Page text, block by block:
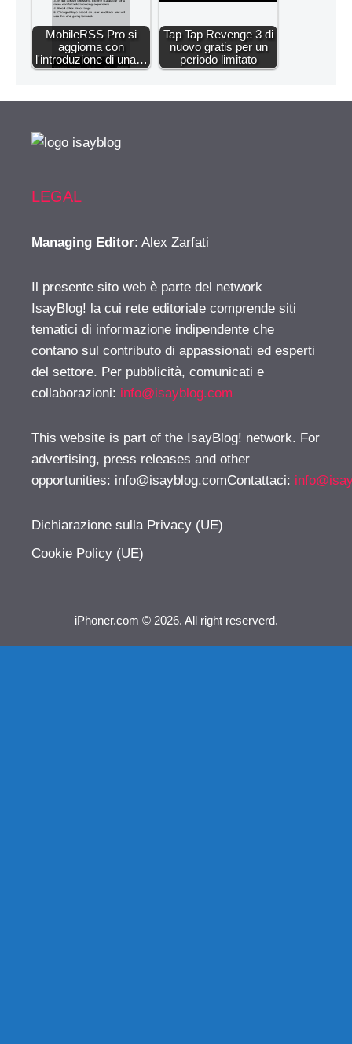
MobileRSS Pro si
aggiorna con
l'introduzione di una…
Tap Tap Revenge 3 di
nuovo gratis per un
periodo limitato
LEGAL
Managing Editor: Alex Zarfati
Il presente sito web è parte del network
IsayBlog! la cui rete editoriale comprende siti
tematici di informazione indipendente che
contano sul contributo di appassionati ed esperti
del settore. Per pubblicità, comunicati e
collaborazioni: info@isayblog.com
This website is part of the IsayBlog! network. For
advertising, press releases and other
opportunities: info@isayblog.comContattaci:
Dichiarazione sulla Privacy (UE)
Cookie Policy (UE)
iPhoner.com © 2026. All right reserverd.